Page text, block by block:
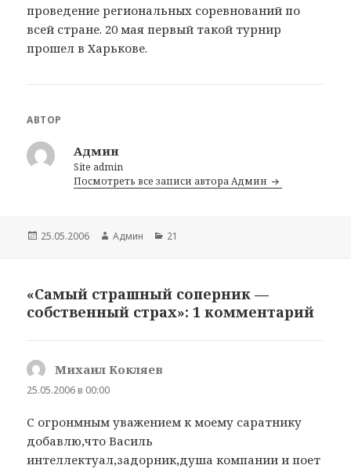
проведение региональных соревнований по
всей стране. 20 мая первый такой турнир
прошел в Харькове.
АВТОР
Админ
Site admin
Посмотреть все записи автора Админ
Опубликовано
25.05.2006 Автор
Админ Рубрики
21
«Самый страшный соперник —
собственный страх»: 1 комментарий
Михаил Кокляев
25.05.2006 в 00:00
С огронмным уважением к моему саратнику
добавлю,что Василь
интеллектуал,задорник,душа компании и поет